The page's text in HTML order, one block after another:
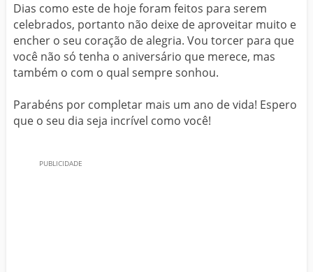
Dias como este de hoje foram feitos para serem
celebrados, portanto não deixe de aproveitar muito e
encher o seu coração de alegria. Vou torcer para que
você não só tenha o aniversário que merece, mas
também o com o qual sempre sonhou.
Parabéns por completar mais um ano de vida! Espero
que o seu dia seja incrível como você!